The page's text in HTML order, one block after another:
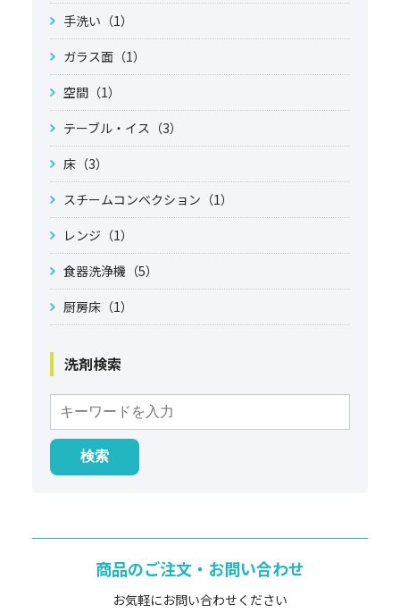
手洗い（1）
ガラス面（1）
空間（1）
テーブル・イス（3）
床（3）
スチームコンベクション（1）
レンジ（1）
食器洗浄機（5）
厨房床（1）
洗剤検索
商品のご注文・お問い合わせ
お気軽にお問い合わせください